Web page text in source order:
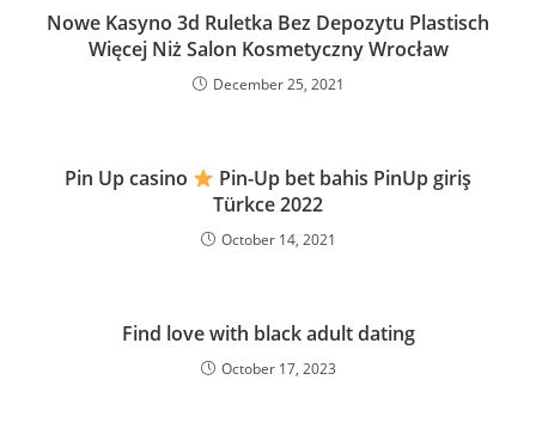
Nowe Kasyno 3d Ruletka Bez Depozytu Plastisch
Więcej Niż Salon Kosmetyczny Wrocław
December 25, 2021
Pin Up casino
Pin-Up bet bahis PinUp giriş
Türkce 2022
October 14, 2021
Find love with black adult dating
October 17, 2023